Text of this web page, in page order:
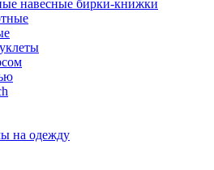
навесные бирки-книжки
на одежду